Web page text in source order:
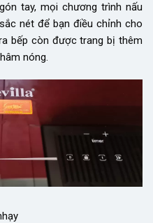
tay, mọi chương trình nấu
nét để bạn điều chỉnh cho
bếp còn được trang bị thêm
nóng.